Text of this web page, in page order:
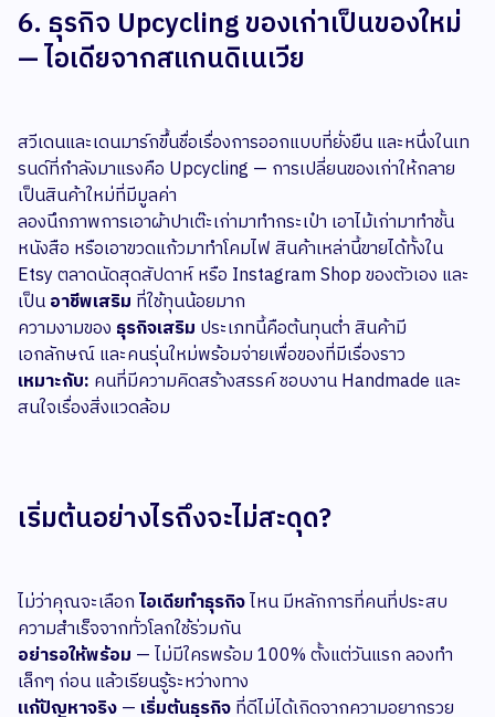
6. ธุรกิจ Upcycling ของเก่าเป็นของใหม่
— ไอเดียจากสแกนดิเนเวีย
สวีเดนและเดนมาร์กขึ้นชื่อเรื่องการออกแบบที่ยั่งยืน และหนึ่งในเท
รนด์ที่กำลังมาแรงคือ Upcycling — การเปลี่ยนของเก่าให้กลาย
เป็นสินค้าใหม่ที่มีมูลค่า
ลองนึกภาพการเอาผ้าปาเต๊ะเก่ามาทำกระเป๋า เอาไม้เก่ามาทำชั้น
หนังสือ หรือเอาขวดแก้วมาทำโคมไฟ สินค้าเหล่านี้ขายได้ทั้งใน
Etsy ตลาดนัดสุดสัปดาห์ หรือ Instagram Shop ของตัวเอง และ
เป็นอาชีพเสริม ที่ใช้ทุนน้อยมาก
ความงามของ ธุรกิจเสริม ประเภทนี้คือต้นทุนต่ำ สินค้ามี
เอกลักษณ์ และคนรุ่นใหม่พร้อมจ่ายเพื่อของที่มีเรื่องราว
เหมาะกับ: คนที่มีความคิดสร้างสรรค์ ชอบงาน Handmade และ
สนใจเรื่องสิ่งแวดล้อม
เริ่มต้นอย่างไรถึงจะไม่สะดุด?
ไม่ว่าคุณจะเลือกไอเดียทำธุรกิจไหน มีหลักการที่คนที่ประสบ
ความสำเร็จจากทั่วโลกใช้ร่วมกัน
อย่ารอให้พร้อม — ไม่มีใครพร้อม 100% ตั้งแต่วันแรก ลองทำ
เล็กๆ ก่อน แล้วเรียนรู้ระหว่างทาง
แก้ปัญหาจริง— เริ่มต้นธุรกิจที่ดีไม่ได้เกิดจากความอยากรวย